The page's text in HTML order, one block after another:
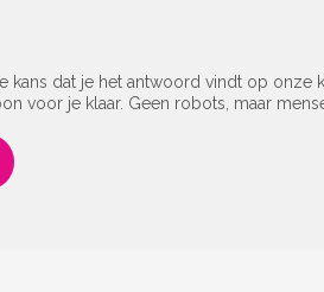
kans dat je het antwoord vindt op onze
voor je klaar. Geen robots, maar